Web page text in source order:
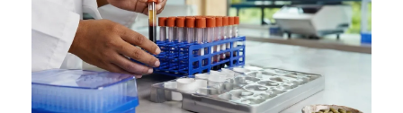
Русский
Lietuvių kalba
Polski
한국어